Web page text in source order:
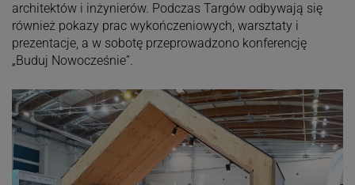
architektów i inżynierów. Podczas Targów odbywają się
również pokazy prac wykończeniowych, warsztaty i
prezentacje, a w sobotę przeprowadzono konferencję
„Buduj Nowocześnie”.